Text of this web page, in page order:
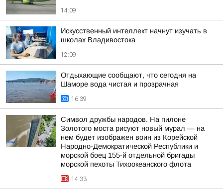
14:09
Искусственный интеллект начнут изучать в
школах Владивостока
12:09
Отдыхающие сообщают, что сегодня на
Шаморе вода чистая и прозрачная
16:39
Символ дружбы народов. На пилоне
Золотого моста рисуют новый мурал — на
нем будет изображен воин из Корейской
Народно-Демократической Республики и
морской боец 155-й отдельной бригады
морской пехоты Тихоокеанского флота
14:33